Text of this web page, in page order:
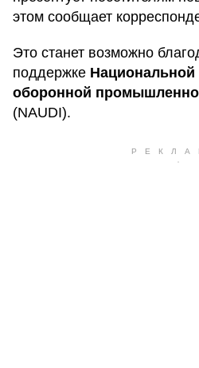
этом сообщает
Это станет возможно
поддержке Национальной
оборонной
(NAUDI).